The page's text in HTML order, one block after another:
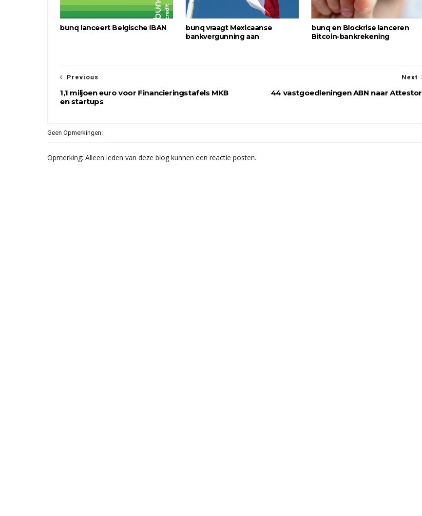
bunq lanceert Belgische IBAN
bunq vraagt Mexicaanse
bankvergunning aan
bunq en Blockrise lanceren
Bitcoin-bankrekening
Next
44 vastgoedleningen ABN naar Attestor
Previous
1,1 miljoen euro voor Financieringstafels MKB
en startups
Geen Opmerkingen:
Opmerking: Alleen leden van deze blog kunnen een reactie posten.